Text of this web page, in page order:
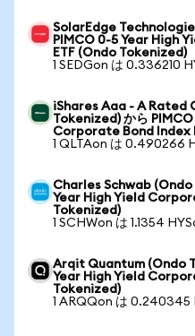
SolarEdge
PIMCO 0-5 Year High
ETF (Ondo Tokenized)
1 SEDGon は 0.336210
iShares Aaa - A Rated
Tokenized) から
Corporate Bond Index
1 QLTAon は 0.490266
Charles Schwab
Year High Yield
Tokenized)
1 SCHWon は 1.1354
Arqit Quantum (Ondo
Year High Yield
Tokenized)
1 ARQQon は 0.240345